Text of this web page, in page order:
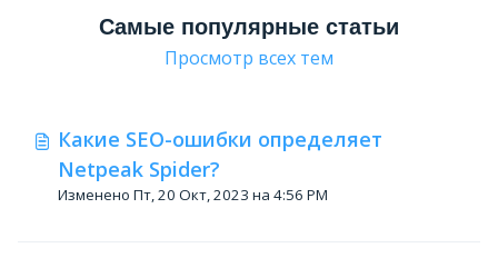
Самые популярные статьи
Просмотр всех тем
Какие SEO-ошибки определяет
Netpeak Spider?
Изменено Пт, 20 Окт, 2023 на 4:56 PM